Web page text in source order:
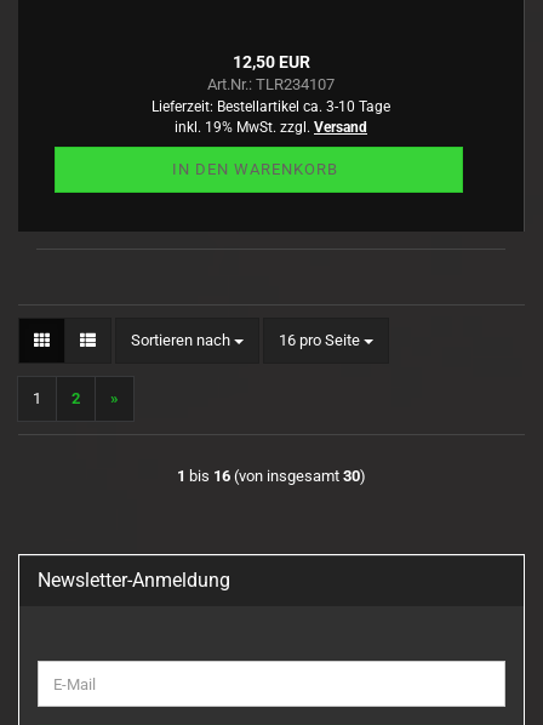
12,50 EUR
Art.Nr.: TLR234107
Lieferzeit: Bestellartikel ca. 3-10 Tage
inkl. 19% MwSt. zzgl. Versand
IN DEN WARENKORB
Sortieren nach
Sortieren nach 16 pro Seite
pro Seite
1 2 »
1 bis 16 (von insgesamt 30)
Newsletter-Anmeldung
ZUR
E-
Mail